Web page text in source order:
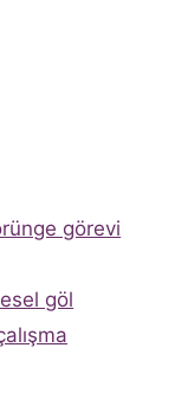
görevi
göl